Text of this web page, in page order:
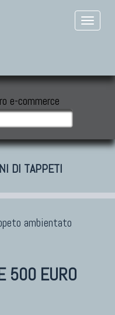
DI TAPPETI
500 EURO